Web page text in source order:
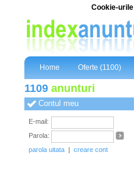
Cookie-urile
Home Oferte (1100)
1109 anunturi
Contul meu
E-mail:
Parola:
parola uitata | creare cont